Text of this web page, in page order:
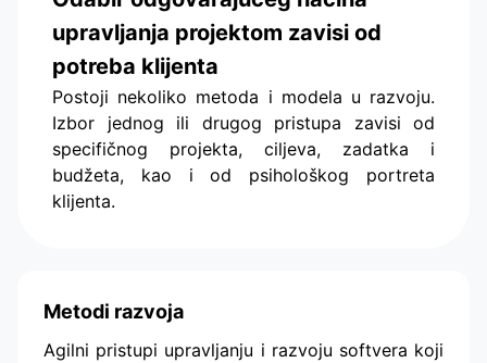
upravljanja projektom zavisi od
potreba klijenta
Postoji nekoliko metoda i modela u razvoju.
Izbor jednog ili drugog pristupa zavisi od
specifičnog projekta, ciljeva, zadatka i
budžeta, kao i od psihološkog portreta
klijenta.
Metodi razvoja
Agilni pristupi upravljanju i razvoju softvera koji